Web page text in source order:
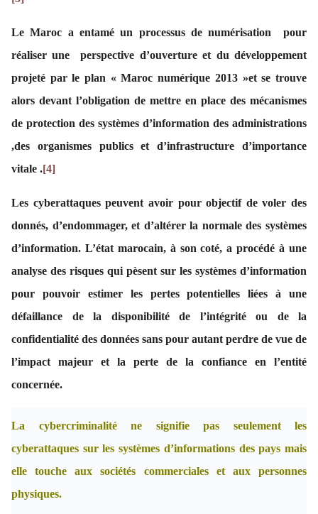
Le Maroc a entamé un processus de numérisation pour
réaliser une perspective d’ouverture et du développement
projeté par le plan « Maroc numérique 2013 »et se trouve
alors devant l’obligation de mettre en place des mécanismes
de protection des systèmes d’information des administrations
,des organismes publics et d’infrastructure d’importance
vitale .[4]
Les cyberattaques peuvent avoir pour objectif de voler des
donnés, d’endommager, et d’altérer la normale des systèmes
d’information. L’état marocain, à son coté, a procédé à une
analyse des risques qui pèsent sur les systèmes d’information
pour pouvoir estimer les pertes potentielles liées à une
défaillance de la disponibilité de l’intégrité ou de la
confidentialité des données sans pour autant perdre de vue de
l’impact majeur et la perte de la confiance en l’entité
concernée.
La cybercriminalité ne signifie pas seulement les
cyberattaques sur les systèmes d’informations des pays mais
elle touche aux sociétés commerciales et aux personnes
physiques.